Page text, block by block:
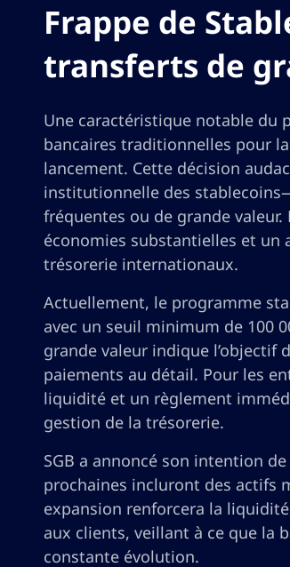
Frappe de
transferts de
Une caractéristique notable du
bancaires traditionnelles pour
lancement. Cette décision
institutionnelle des
fréquentes ou de grande
économies substantielles et un
trésorerie internationaux.
Actuellement, le programme
avec un seuil minimum de 100
grande valeur indique l’objectif
paiements au détail. Pour les
liquidité et un règlement
gestion de la trésorerie.
SGB a annoncé son intention
prochaines incluront des actifs
expansion renforcera la
aux clients, veillant à ce que la
constante évolution.